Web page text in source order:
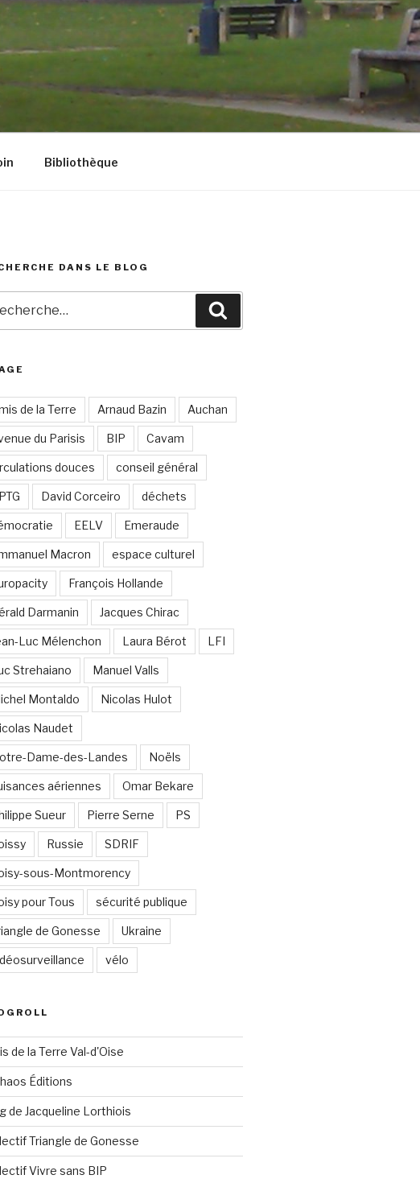
Bibliothèque
DANS LE BLOG
de la Terre Arnaud Bazin Auchan
du Parisis BIP Cavam
douces conseil général
David Corceiro déchets
EELV Emeraude
Macron espace culturel
François Hollande
Darmanin Jacques Chirac
Luc Mélenchon Laura Bérot LFI
Strehaiano Manuel Valls
Montaldo Nicolas Hulot
Naudet
Dame-des-Landes Noëls
aériennes Omar Bekare
Sueur Pierre Serne PS
Russie SDRIF
sous-Montmorency
pour Tous sécurité publique
de Gonesse Ukraine
vélo
de la Terre Val-d'Oise
Éditions
de Jacqueline Lorthiois
Triangle de Gonesse
Vivre sans BIP